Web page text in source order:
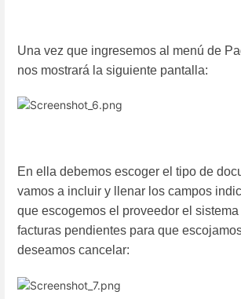
Una vez que ingresemos al menú de
nos mostrará la siguiente pantalla:
En ella debemos escoger el tipo de
vamos a incluir y llenar los campos
que escogemos el proveedor el
facturas pendientes para que
deseamos cancelar: